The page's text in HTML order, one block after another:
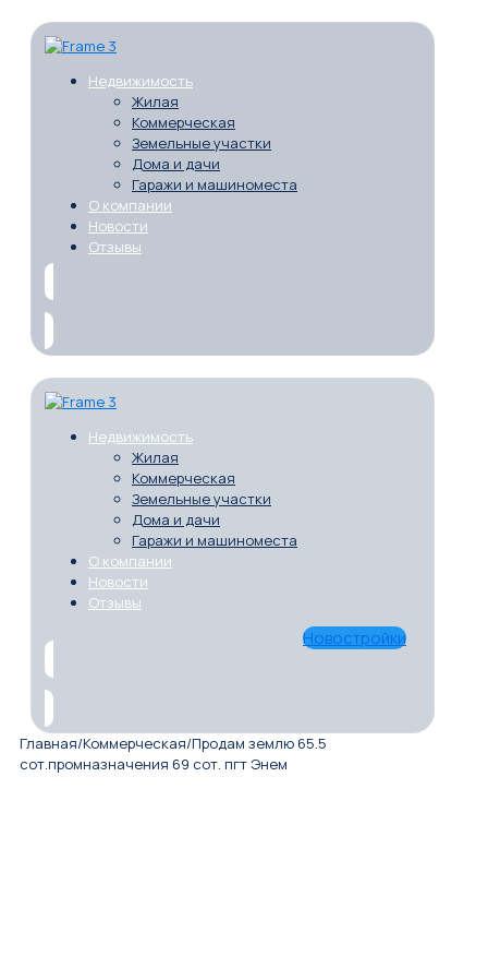
Недвижимость
Жилая
Коммерческая
Земельные участки
Дома и дачи
Гаражи и машиноместа
О компании
Новости
Отзывы
Недвижимость
Жилая
Коммерческая
Земельные участки
Дома и дачи
Гаражи и машиноместа
О компании
Новости
Отзывы
Новостройки
Главная/Коммерческая/Продам землю 65.5
сот.промназначения 69 сот. пгт Энем